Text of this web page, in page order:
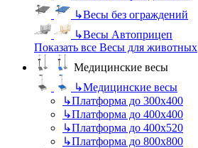
↳Весы без ограждений
↳Весы Автоприцеп
Показать все Весы для животных
Медицинские весы
↳Медицинские весы
↳Платформа до 300х400
↳Платформа до 400х400
↳Платформа до 400х520
↳Платформа до 800х800